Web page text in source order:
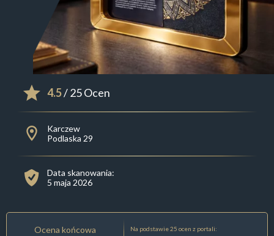
4.5/ 25 Ocen
Karczew
Podlaska 29
Data skanowania:
5 maja 2026
Ocena końcowa Na podstawie 25 ocen z portali: